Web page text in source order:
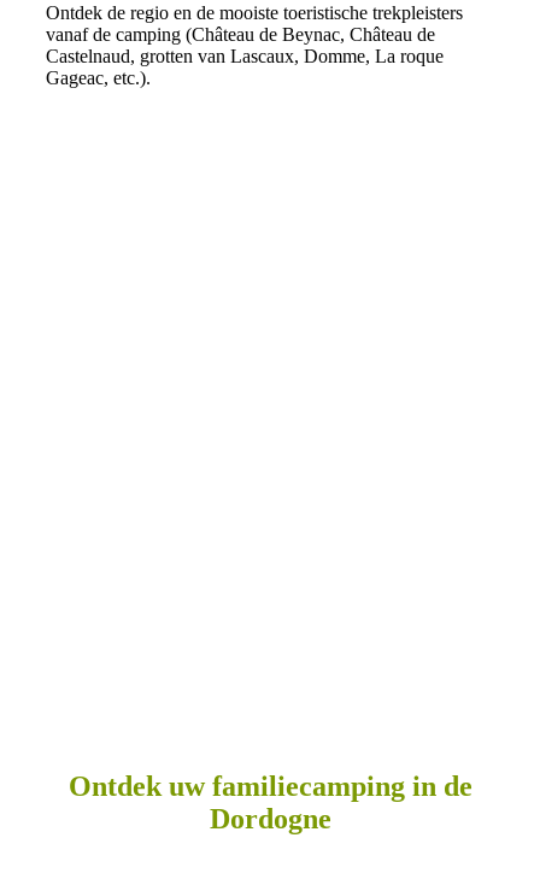
Ontdek de regio en de mooiste toeristische trekpleisters
vanaf de camping (Château de Beynac, Château de
Castelnaud, grotten van Lascaux, Domme, La roque
Gageac, etc.).
Ontdek uw familiecamping in de
Dordogne